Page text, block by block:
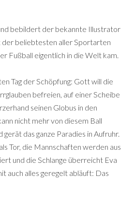
bebildert der bekannte Illustrator
der beliebtesten aller Sportarten
Fußball eigentlich in die Welt kam.
Tag der Schöpfung: Gott will die
befreien, auf einer Scheibe
seinen Globus in den
nicht mehr von diesem Ball
gerät das ganze Paradies in Aufruhr.
Tor, die Mannschaften werden aus
und die Schlange überreicht Eva
auch alles geregelt abläuft: Das